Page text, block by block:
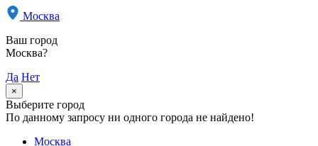
Москва
Ваш город
Москва?
Да Нет
×
Выберите город
По данному запросу ни одного города не найдено!
Москва